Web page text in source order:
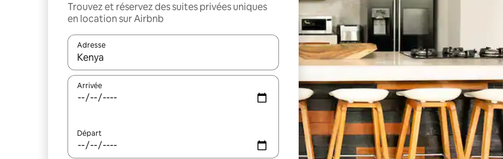
Trouvez et réservez des suites privées uniques
en location sur Airbnb
Adresse
Lorsque les résultats s'affichent, utilisez les flèches vers le haut et vers le bas pour les parcourir ou en appuyant
Arrivée
Départ